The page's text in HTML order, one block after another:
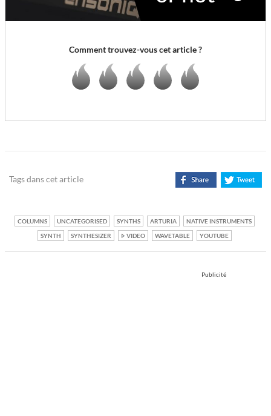
Comment trouvez-vous cet article ?
Tags dans cet article
COLUMNS UNCATEGORISED SYNTHS ARTURIA
NATIVE INSTRUMENTS
SYNTH
SYNTHESIZER VIDEO WAVETABLE YOUTUBE
Publicité